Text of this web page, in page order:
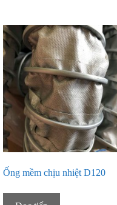
Ống mềm chịu nhiệt D120